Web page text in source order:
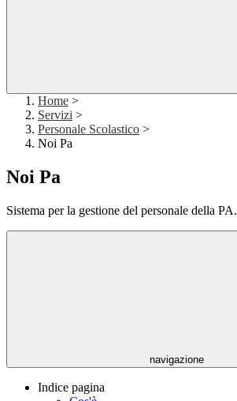
Home >
Servizi >
Personale Scolastico >
Noi Pa
Noi Pa
Sistema per la gestione del personale della PA.
navigazione
Indice pagina